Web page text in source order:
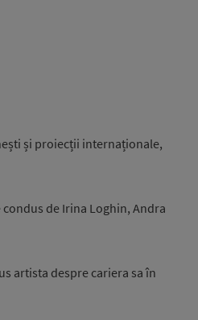
și proiecții internaționale,
de Irina Loghin, Andra
artista despre cariera sa în